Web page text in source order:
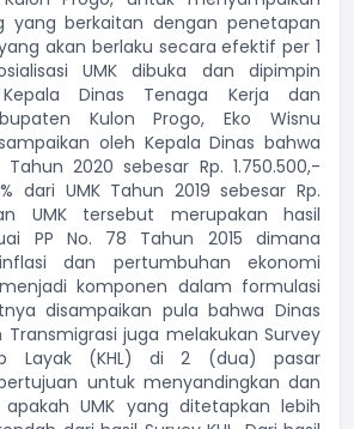
yang berkaitan dengan penetapan
akan berlaku secara efektif per 1
UMK dibuka dan dipimpin
Dinas Tenaga Kerja dan
Kulon Progo, Eko Wisnu
oleh Kepala Dinas bahwa
Tahun 2020 sebesar Rp. 1.750.500,-
dari UMK Tahun 2019 sebesar Rp.
UMK tersebut merupakan hasil
PP No. 78 Tahun 2015 dimana
dan pertumbuhan ekonomi
komponen dalam formulasi
disampaikan pula bahwa Dinas
Transmigrasi juga melakukan Survey
Layak (KHL) di 2 (dua) pasar
untuk menyandingkan dan
UMK yang ditetapkan lebih